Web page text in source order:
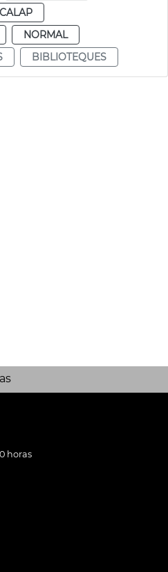
NORMAL
BIBLIOTEQUES
horas